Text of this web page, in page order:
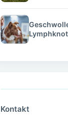
Kontakt